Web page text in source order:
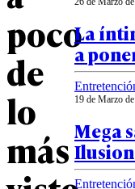
poco
de
lo
más
La
a
19 de Marzo
Mega